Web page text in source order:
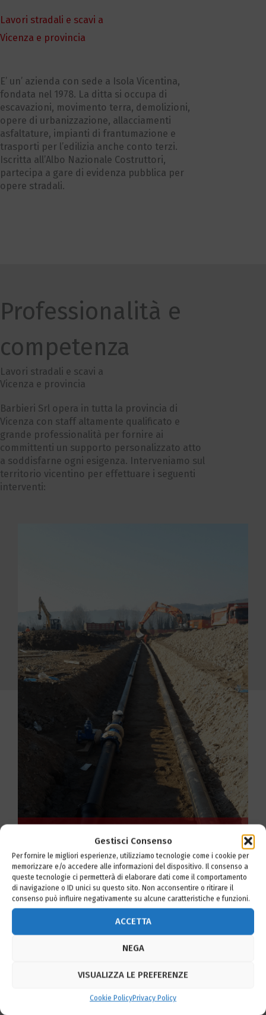
Gestisci Consenso
Per fornire le migliori esperienze, utilizziamo tecnologie come i cookie per
memorizzare e/o accedere alle informazioni del dispositivo. Il consenso a
queste tecnologie ci permetterà di elaborare dati come il comportamento
di navigazione o ID unici su questo sito. Non acconsentire o ritirare il
consenso può influire negativamente su alcune caratteristiche e funzioni.
ACCETTA
NEGA
VISUALIZZA LE PREFERENZE
Cookie PolicyPrivacy Policy
Lavori stradali e scavi a
Vicenza e provincia
E’ un’ azienda con sede a Isola Vicentina,
fondata nel 1978. La ditta si occupa di
escavazioni, movimento terra, demolizioni,
opere di urbanizzazione, allacciamenti
asfaltature, impianti di frantumazione e
trasporti per l’edilizia anche conto terzi.
Iscritta all’Albo Nazionale Costruttori,
partecipa a gare di evidenza pubblica per
opere stradali.
Professionalità e
competenza
Lavori stradali e scavi a
Vicenza e provincia
Barbieri Srl opera in tutta la provincia di
Vicenza con staff altamente qualificato e
grande professionalità per fornire ai
committenti un supporto personalizzato atto
a soddisfarne ogni esigenza. Interveniamo sul
territorio vicentino per effettuare i seguenti
interventi:
ALLACCIAMENTI PER ACQUEDOTTO